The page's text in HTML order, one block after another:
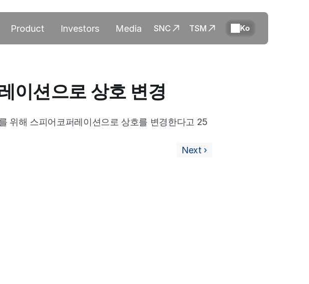
이션으로 상호 변경
위해 스피어코퍼레이션으로 상호를 변경한다고 25
Next ›
Product Investors Media SNC TSM Ko